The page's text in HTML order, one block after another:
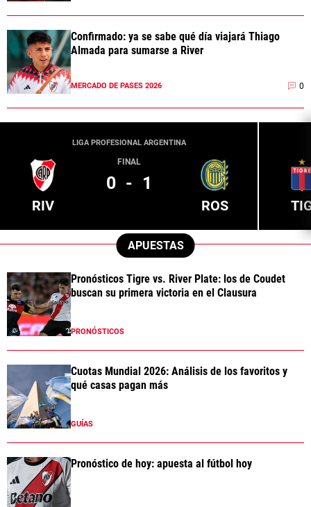
Confirmado: ya se sabe qué día viajará Thiago
Almada para sumarse a River
MERCADO DE PASES 2026 0
LIGA PROFESIONAL ARGENTINA
RIV
FINAL
0 - 1
ROS
APUESTAS
Pronósticos Tigre vs. River Plate: los de Coudet
buscan su primera victoria en el Clausura
PRONÓSTICOS
Cuotas Mundial 2026: Análisis de los favoritos y
qué casas pagan más
GUÍAS
Pronóstico de hoy: apuesta al fútbol hoy